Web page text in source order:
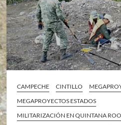
CAMPECHE CINTILLO
MEGAPROYECTOS ESTADOS
MILITARIZACIÓN EN QUINTANA ROO